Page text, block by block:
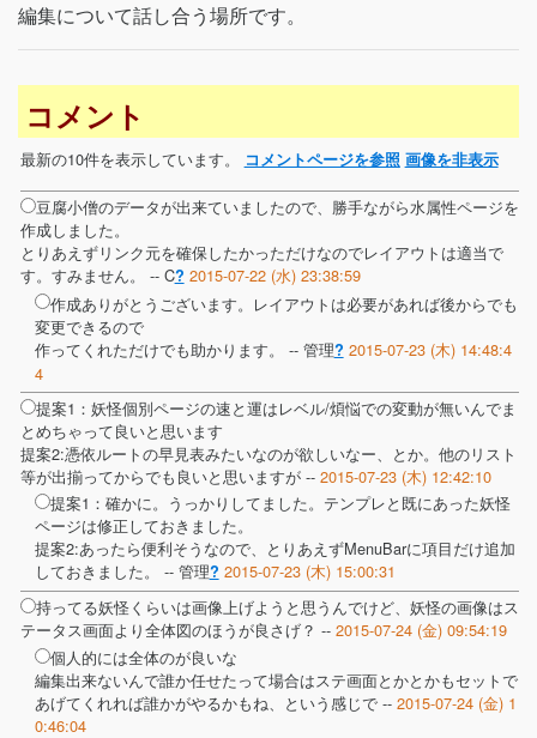
編集について話し合う場所です。
コメント
最新の10件を表示しています。 コメントページを参照 画像を非表示
豆腐小僧のデータが出来ていましたので、勝手ながら水属性ページを
作成しました。
とりあえずリンク元を確保したかっただけなのでレイアウトは適当で
す。すみません。 -- C? 2015-07-22 (水) 23:38:59
作成ありがとうございます。レイアウトは必要があれば後からでも
変更できるので
作ってくれただけでも助かります。 -- 管理? 2015-07-23 (木) 14:48:4
4
提案1：妖怪個別ページの速と運はレベル/煩悩での変動が無いんでま
とめちゃって良いと思います
提案2:憑依ルートの早見表みたいなのが欲しいなー、とか。他のリスト
等が出揃ってからでも良いと思いますが -- 2015-07-23 (木) 12:42:10
提案1：確かに。うっかりしてました。テンプレと既にあった妖怪
ページは修正しておきました。
提案2:あったら便利そうなので、とりあえずMenuBarに項目だけ追加
しておきました。 -- 管理? 2015-07-23 (木) 15:00:31
持ってる妖怪くらいは画像上げようと思うんでけど、妖怪の画像はス
テータス画面より全体図のほうが良さげ？ -- 2015-07-24 (金) 09:54:19
個人的には全体のが良いな
編集出来ないんで誰か任せたって場合はステ画面とかとかもセットで
あげてくれれば誰かがやるかもね、という感じで -- 2015-07-24 (金) 1
0:46:04